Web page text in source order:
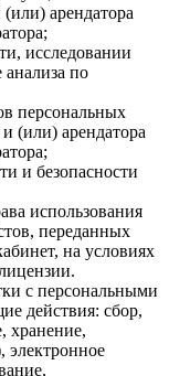
арендатора
исследовании
по
персональных
(или) арендатора
и безопасности
использования
переданных
на условиях
с персональными
действия: сбор,
хранение,
электронное